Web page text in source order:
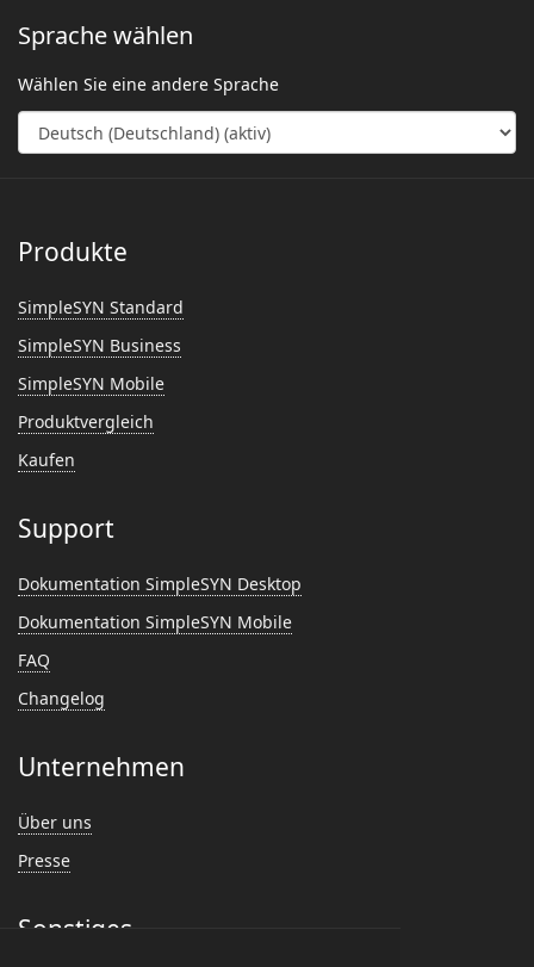
Sprache wählen
Wählen Sie eine andere Sprache
Produkte
SimpleSYN Standard
SimpleSYN Business
SimpleSYN Mobile
Produktvergleich
Kaufen
Support
Dokumentation SimpleSYN Desktop
Dokumentation SimpleSYN Mobile
FAQ
Changelog
Unternehmen
Über uns
Presse
Sonstiges